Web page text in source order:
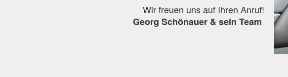
Wir freuen uns auf Ihren Anruf!
Georg Schönauer & sein Team